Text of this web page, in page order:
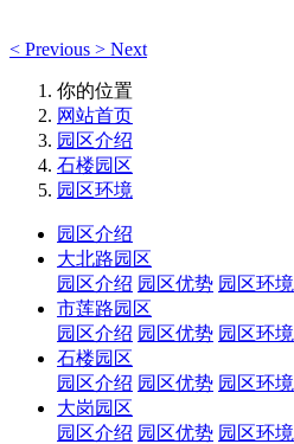
< Previous > Next
你的位置
网站首页
园区介绍
石楼园区
园区环境
园区介绍
大北路园区
园区介绍 园区优势 园区环境
市莲路园区
园区介绍 园区优势 园区环境
石楼园区
园区介绍 园区优势 园区环境
大岗园区
园区介绍 园区优势 园区环境